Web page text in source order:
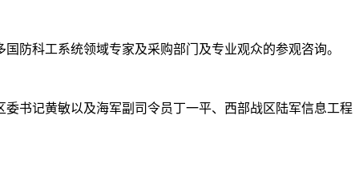
防科工系统领域专家及采购部门及专业观众的参观咨询。
书记黄敏以及海军副司令员丁一平、西部战区陆军信息工程